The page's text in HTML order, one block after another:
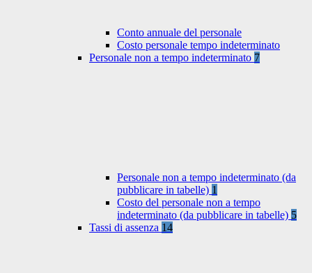
Conto annuale del personale
Costo personale tempo indeterminato
Personale non a tempo indeterminato 7
Personale non a tempo indeterminato (da
pubblicare in tabelle) 1
Costo del personale non a tempo
indeterminato (da pubblicare in tabelle) 5
Tassi di assenza 14